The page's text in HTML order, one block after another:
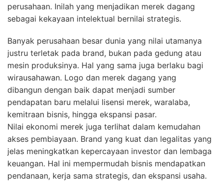
perusahaan. Inilah yang menjadikan merek dagang
sebagai kekayaan intelektual bernilai strategis.
Banyak perusahaan besar dunia yang nilai utamanya
justru terletak pada brand, bukan pada gedung atau
mesin produksinya. Hal yang sama juga berlaku bagi
wirausahawan. Logo dan merek dagang yang
dibangun dengan baik dapat menjadi sumber
pendapatan baru melalui lisensi merek, waralaba,
kemitraan bisnis, hingga ekspansi pasar.
Nilai ekonomi merek juga terlihat dalam kemudahan
akses pembiayaan. Brand yang kuat dan legalitas yang
jelas meningkatkan kepercayaan investor dan lembaga
keuangan. Hal ini mempermudah bisnis mendapatkan
pendanaan, kerja sama strategis, dan ekspansi usaha.